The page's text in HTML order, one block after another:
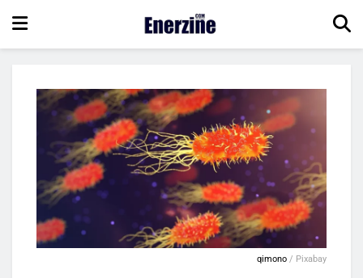
qimono / Pixabay